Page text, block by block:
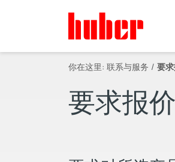
你在这里: 联系与服务 要
要求报价